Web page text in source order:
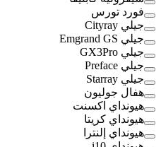
فورد تورس
جيلي Cityray
جيلي Emgrand GS
جيلي GX3Pro
جيلي Preface
جيلي Starray
هفال جوليون
هيونداي اكسنت
هيونداي كريتا
هيونداي إلنترا